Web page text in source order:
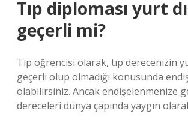
Tıp diploması yurt
geçerli mi?
Tıp öğrencisi olarak, tıp derecenizin
geçerli olup olmadığı konusunda
olabilirsiniz. Ancak endişelenmenize
dereceleri dünya çapında yaygın